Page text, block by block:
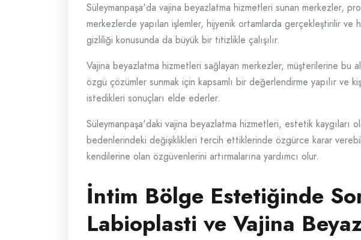
Süleymanpaşa'da vajina beyazlatma hizmetleri sunan merkezler,
merkezlerde yapılan işlemler, hijyenik ortamlarda gerçekleştirilir
gizliliği konusunda da büyük bir titizlikle çalışılır.
Vajina beyazlatma hizmetleri sağlayan merkezler, müşterilerine bu
özgü çözümler sunmak için kapsamlı bir değerlendirme yapılır ve
istedikleri sonuçları elde ederler.
Süleymanpaşa'daki vajina beyazlatma hizmetleri, estetik kaygıları
bedenlerindeki değişiklikleri tercih ettiklerinde özgürce karar
kendilerine olan özgüvenlerini artırmalarına yardımcı olur.
İntim Bölge Estetiğinde
Labioplasti ve Vajina